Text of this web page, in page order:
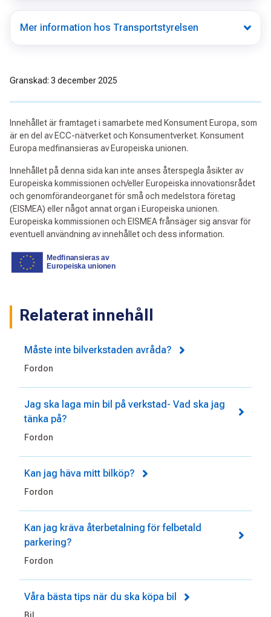
Mer information hos Transportstyrelsen
Granskad: 3 december 2025
Innehållet är framtaget i samarbete med Konsument Europa, som
är en del av ECC-nätverket och Konsumentverket. Konsument
Europa medfinansieras av Europeiska unionen.
Innehållet på denna sida kan inte anses återspegla åsikter av
Europeiska kommissionen och/eller Europeiska innovationsrådet
och genomförandeorganet för små och medelstora företag
(EISMEA) eller något annat organ i Europeiska unionen.
Europeiska kommissionen och EISMEA frånsäger sig ansvar för
eventuell användning av innehållet och dess information.
Relaterat innehåll
Måste inte bilverkstaden avråda?
Fordon
Jag ska laga min bil på verkstad- Vad ska jag
tänka på?
Fordon
Kan jag häva mitt bilköp?
Fordon
Kan jag kräva återbetalning för felbetald
parkering?
Fordon
Våra bästa tips när du ska köpa bil